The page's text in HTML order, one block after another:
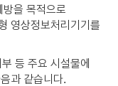
을 목적으로
영상정보처리기기를
등 주요 시설물에
과 같습니다.